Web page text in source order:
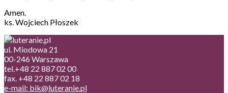
Amen.
ks. Wojciech Płoszek
ul. Miodowa 21
00-246 Warszawa
tel.+48 22 887 02 00
fax. +48 22 887 02 18
e-mail: bik@luteranie.pl